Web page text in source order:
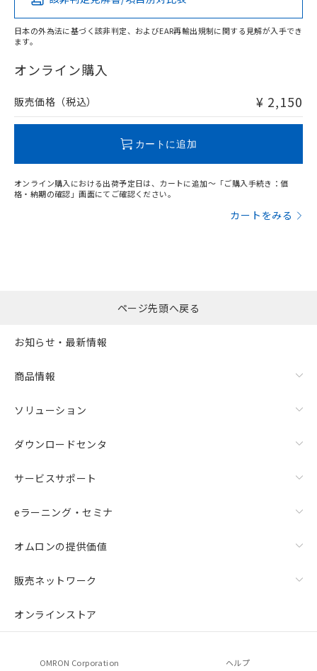
在庫等で未対応品が混在する可能性があります。
問い合わせください。
日本の外為法に基づく該非判定、およびEAR再輸出規制に関する見解が入手でき
ます。
オンライン購入
販売価格（税込） ¥ 2,150
カートに追加
オンライン購入における出荷予定日は、カートに追加～「ご購入手続き：価
格・納期の確認」画面にてご確認ください。
カートをみる
ページ先頭へ戻る
お知らせ・最新情報
商品情報
ソリューション
ダウンロードセンタ
サービスサポート
eラーニング・セミナ
オムロンの提供価値
販売ネットワーク
オンラインストア
OMRON Corporation ヘルプ